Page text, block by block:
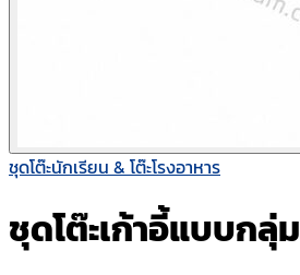
ชุดโต๊ะนักเรียน & โต๊ะโรงอาหาร
ชุดโต๊ะเก้าอี้แบบกลุ่ม